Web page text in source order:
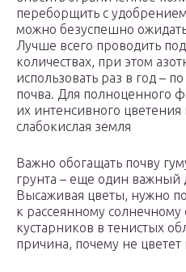
переборщить с
можно безуспешно
Лучше всего проводить
количествах, при этом
использовать раз в год –
почва. Для полноценного
их интенсивного
слабокислая земля
Важно обогащать почву
грунта – еще один важный
Высаживая цветы, нужно
к рассеянному солнечному
кустарников в тенистых
причина, почему не цветет